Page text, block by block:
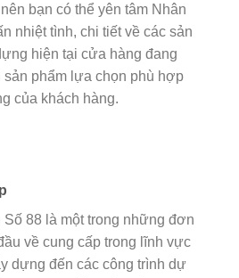
bạn có thể yên tâm Nhân
nhiệt tình, chi tiết về các sản
hiện tại cửa hàng đang
sản phẩm lựa chọn phù hợp
của khách hàng.
88 là một trong những đơn
về cung cấp trong lĩnh vực
dựng đến các công trình dự